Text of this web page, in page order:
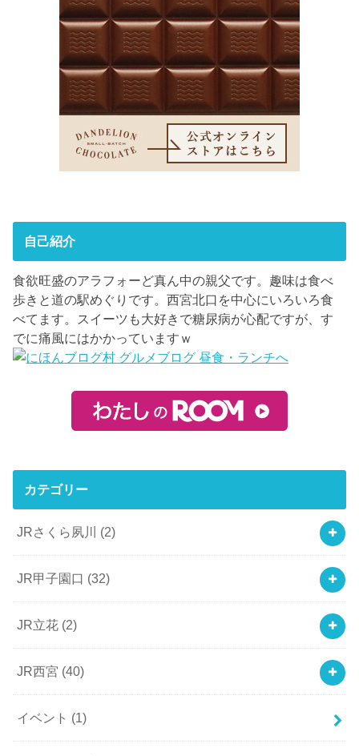
自己紹介
食欲旺盛のアラフォーど真ん中の親父です。趣味は食べ
歩きと道の駅めぐりです。西宮北口を中心にいろいろ食
べてます。スイーツも大好きで糖尿病が心配ですが、す
でに痛風にはかかっていますｗ
カテゴリー
JRさくら夙川 (2)
JR甲子園口 (32)
JR立花 (2)
JR西宮 (40)
イベント (1)